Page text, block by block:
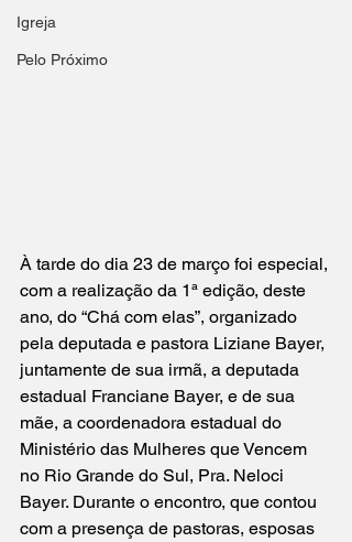
Igreja
Pelo Próximo
À tarde do dia 23 de março foi especial,
com a realização da 1ª edição, deste
ano, do “Chá com elas”, organizado
pela deputada e pastora Liziane Bayer,
juntamente de sua irmã, a deputada
estadual Franciane Bayer, e de sua
mãe, a coordenadora estadual do
Ministério das Mulheres que Vencem
no Rio Grande do Sul, Pra. Neloci
Bayer. Durante o encontro, que contou
com a presença de pastoras, esposas